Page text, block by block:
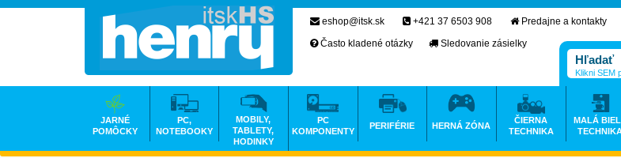
eshop@itsk.sk +421 37 6503 908
Predajne a kontakty
Často kladené otázky
Sledovanie zásielky
Klikni SEM
JARNÉ
POMÔCKY
PC,
NOTEBOOKY
MOBILY,
TABLETY,
HODINKY
PC
KOMPONENTY
PERIFÉRIE HERNÁ ZÓNA
ČIERNA
TECHNIKA
MALÁ